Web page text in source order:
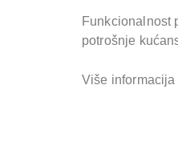
Funkcionalnost
potrošnje
Više